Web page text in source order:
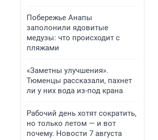
Побережье Анапы
заполонили ядовитые
медузы: что происходит с
пляжами
«Заметны улучшения».
Тюменцы рассказали, пахнет
ли у них вода из-под крана
Рабочий день хотят сократить,
но только летом — и вот
почему. Новости 7 августа